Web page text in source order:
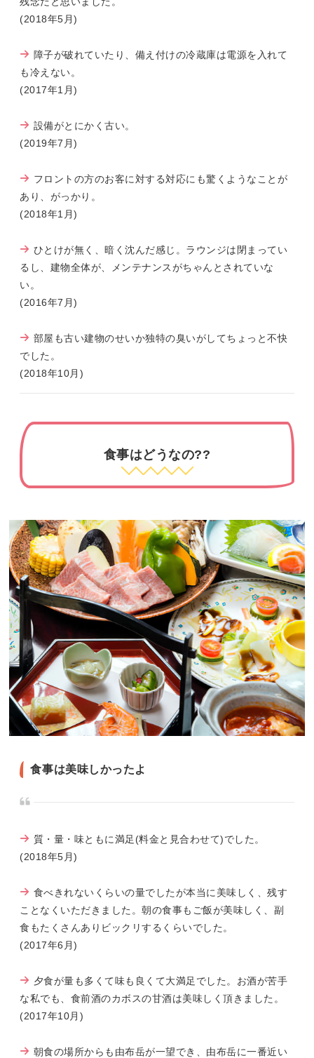
(2018年5月)
障子が破れていたり、備え付けの冷蔵庫は電源を入れて
も冷えない。
(2017年1月)
設備がとにかく古い。
(2019年7月)
フロントの方のお客に対する対応にも驚くようなことが
あり、がっかり。
(2018年1月)
ひとけが無く、暗く沈んだ感じ。ラウンジは閉まってい
るし、建物全体が、メンテナンスがちゃんとされていな
い。
(2016年7月)
部屋も古い建物のせいか独特の臭いがしてちょっと不快
でした。
(2018年10月)
食事はどうなの??
食事は美味しかったよ
質・量・味ともに満足(料金と見合わせて)でした。
(2018年5月)
食べきれないくらいの量でしたが本当に美味しく、残す
ことなくいただきました。朝の食事もご飯が美味しく、副
食もたくさんありビックリするくらいでした。
(2017年6月)
夕食が量も多くて味も良くて大満足でした。お酒が苦手
な私でも、食前酒のカボスの甘酒は美味しく頂きました。
(2017年10月)
朝食の場所からも由布岳が一望でき、由布岳に一番近い